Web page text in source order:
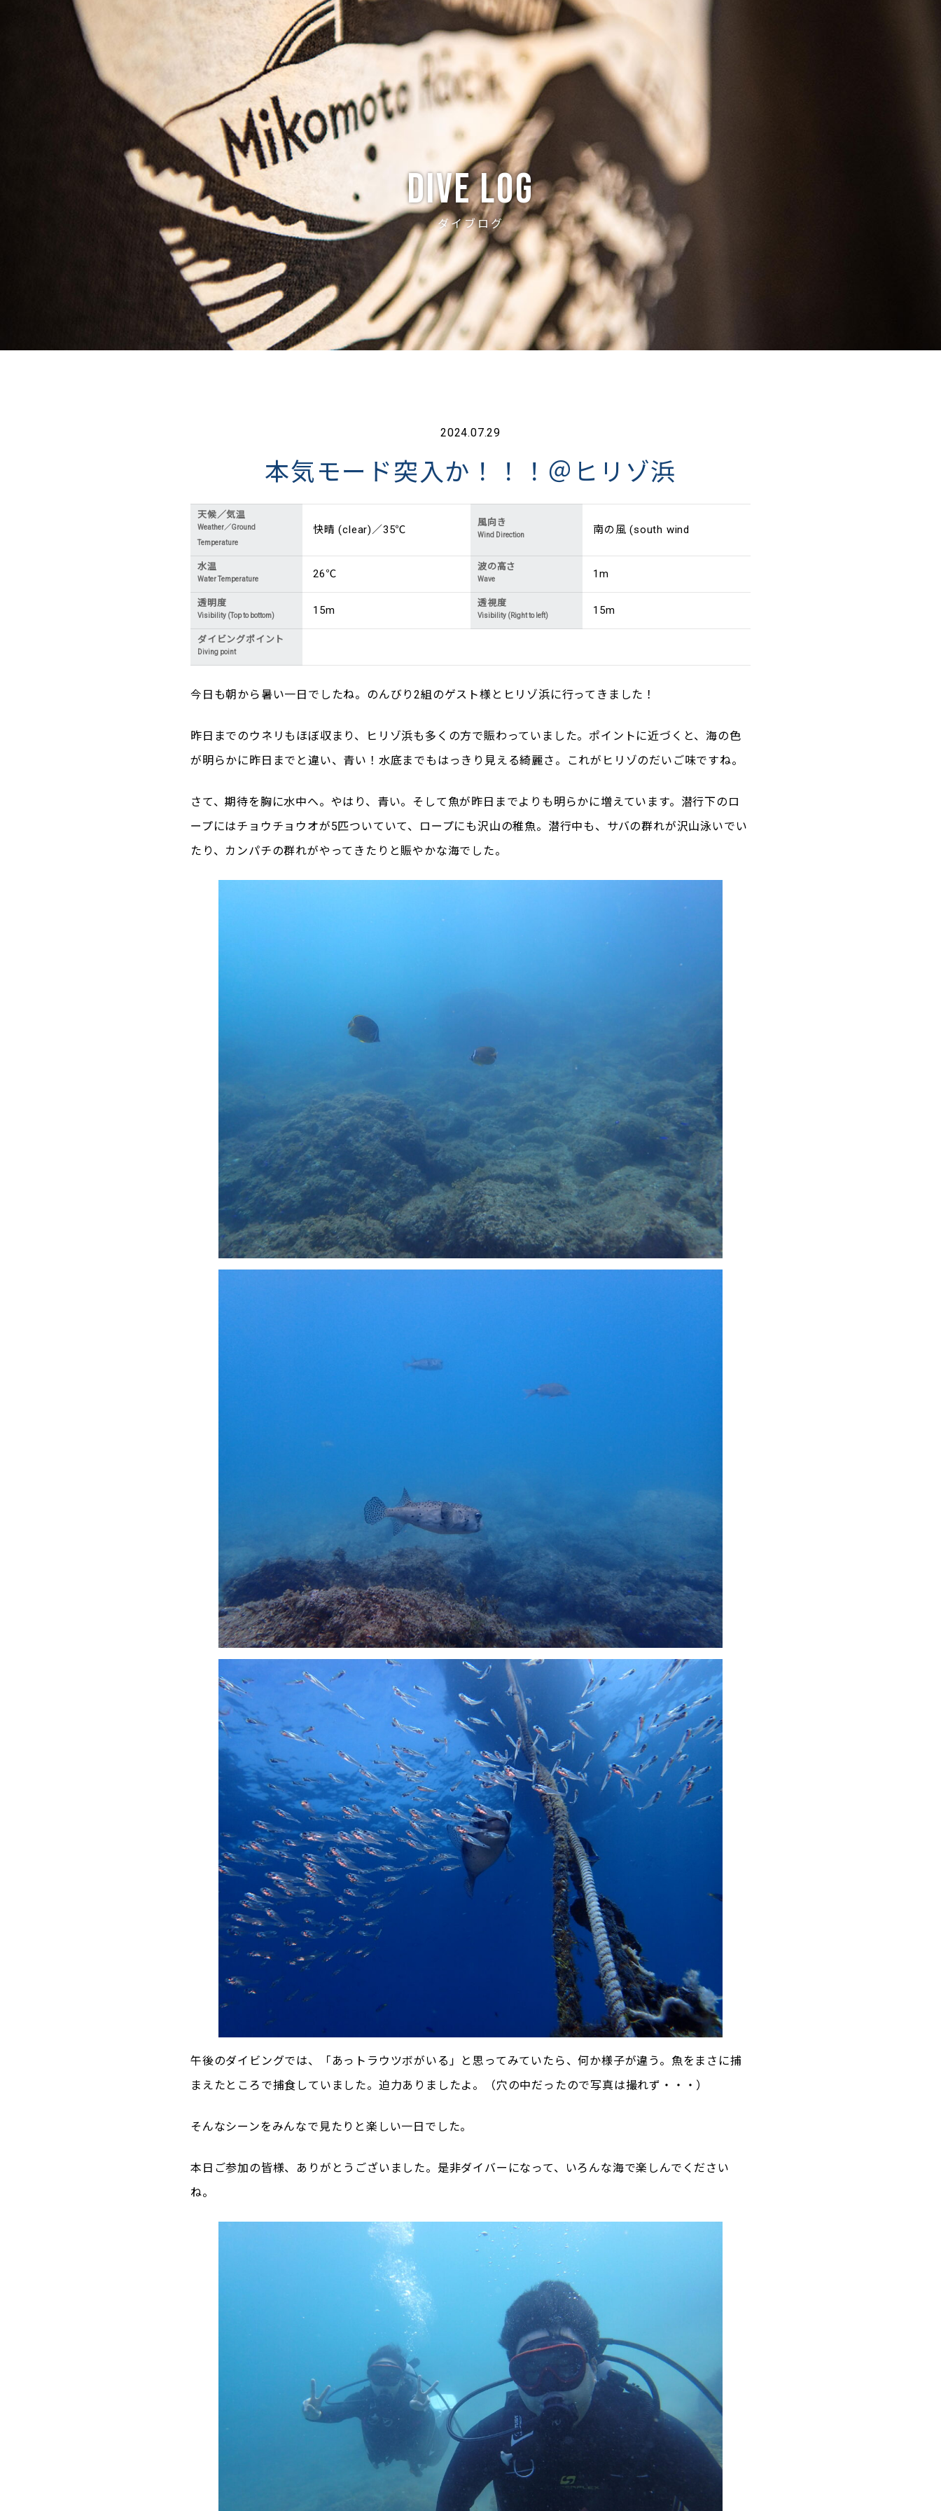
ABOUT NEWS DIVE LOG PRICE ACCESS
Dive log
ダイブログ
2024.07.29
本気モード突入か！！！＠ヒリゾ浜
天候／気温
Weather／Ground
Temperature
快晴 (clear)／35℃
風向き
Wind Direction 南の風 (south wind
水温
Water Temperature 26℃
波の高さ
Wave 1m
透明度
Visibility (Top to bottom) 15m
透視度
Visibility (Right to left) 15m
ダイビングポイント
Diving point
今日も朝から暑い一日でしたね。のんびり2組のゲスト様とヒリゾ浜に行ってきました！
昨日までのウネリもほぼ収まり、ヒリゾ浜も多くの方で賑わっていました。ポイントに近づくと、海の色
が明らかに昨日までと違い、青い！水底までもはっきり見える綺麗さ。これがヒリゾのだいご味ですね。
さて、期待を胸に水中へ。やはり、青い。そして魚が昨日までよりも明らかに増えています。潜行下のロ
ープにはチョウチョウオが5匹ついていて、ロープにも沢山の稚魚。潜行中も、サバの群れが沢山泳いでい
たり、カンパチの群れがやってきたりと賑やかな海でした。
午後のダイビングでは、「あっトラウツボがいる」と思ってみていたら、何か様子が違う。魚をまさに捕
まえたところで捕食していました。迫力ありましたよ。（穴の中だったので写真は撮れず・・・）
そんなシーンをみんなで見たりと楽しい一日でした。
本日ご参加の皆様、ありがとうございました。是非ダイバーになって、いろんな海で楽しんでください
ね。